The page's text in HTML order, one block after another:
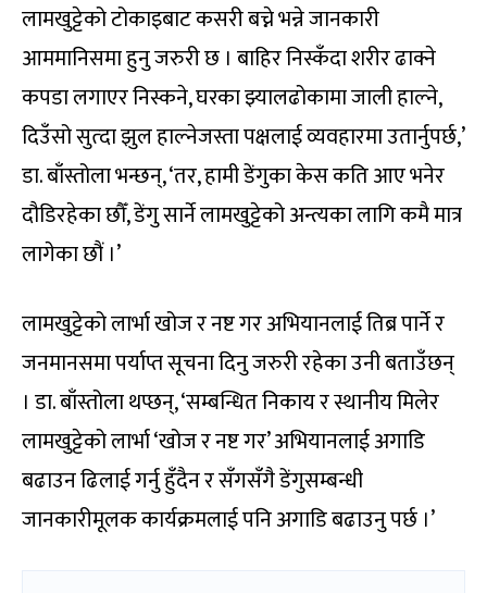
लामखुट्टेको टोकाइबाट कसरी बच्ने भन्ने जानकारी
आममानिसमा हुनु जरुरी छ । बाहिर निस्कँदा शरीर ढाक्ने
कपडा लगाएर निस्कने, घरका झ्यालढोकामा जाली हाल्ने,
दिउँसो सुत्दा झुल हाल्नेजस्ता पक्षलाई व्यवहारमा उतार्नुपर्छ,’
डा. बाँस्तोला भन्छन्, ‘तर, हामी डेंगुका केस कति आए भनेर
दौडिरहेका छौँ, डेंगु सार्ने लामखुट्टेको अन्त्यका लागि कमै मात्र
लागेका छौं ।’
लामखुट्टेको लार्भा खोज र नष्ट गर अभियानलाई तिब्र पार्ने र
जनमानसमा पर्याप्त सूचना दिनु जरुरी रहेका उनी बताउँछन्
। डा. बाँस्तोला थप्छन्, ‘सम्बन्धित निकाय र स्थानीय मिलेर
लामखुट्टेको लार्भा ‘खोज र नष्ट गर’ अभियानलाई अगाडि
बढाउन ढिलाई गर्नु हुँदैन र सँगसँगै डेंगुसम्बन्धी
जानकारीमूलक कार्यक्रमलाई पनि अगाडि बढाउनु पर्छ ।’